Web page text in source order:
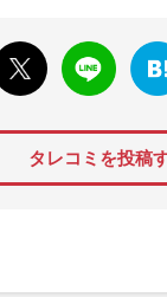
ポス
LINE
はて
ブッ
マー
タレコミを投稿